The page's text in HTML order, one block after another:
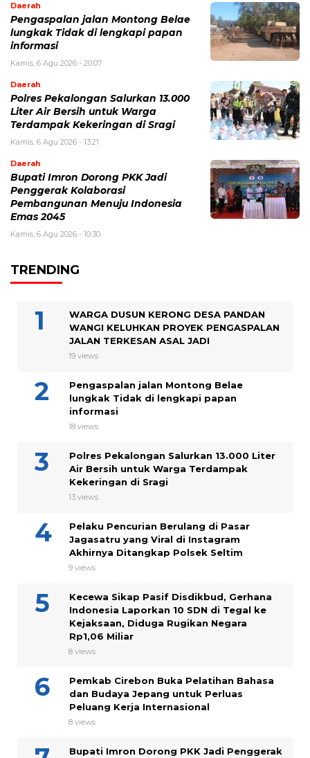
Daerah
Pengaspalan jalan Montong Belae
lungkak Tidak di lengkapi papan
informasi
Kamis, 6 Agu 2026 - 20:07
Daerah
Polres Pekalongan Salurkan 13.000
Liter Air Bersih untuk Warga
Terdampak Kekeringan di Sragi
Kamis, 6 Agu 2026 - 13:21
Daerah
Bupati Imron Dorong PKK Jadi
Penggerak Kolaborasi
Pembangunan Menuju Indonesia
Emas 2045
Kamis, 6 Agu 2026 - 10:30
TRENDING
WARGA DUSUN KERONG DESA PANDAN
WANGI KELUHKAN PROYEK PENGASPALAN
JALAN TERKESAN ASAL JADI
19 views
Pengaspalan jalan Montong Belae
lungkak Tidak di lengkapi papan
informasi
18 views
Polres Pekalongan Salurkan 13.000 Liter
Air Bersih untuk Warga Terdampak
Kekeringan di Sragi
13 views
Pelaku Pencurian Berulang di Pasar
Jagasatru yang Viral di Instagram
Akhirnya Ditangkap Polsek Seltim
9 views
Kecewa Sikap Pasif Disdikbud, Gerhana
Indonesia Laporkan 10 SDN di Tegal ke
Kejaksaan, Diduga Rugikan Negara
Rp1,06 Miliar
8 views
Pemkab Cirebon Buka Pelatihan Bahasa
dan Budaya Jepang untuk Perluas
Peluang Kerja Internasional
8 views
Bupati Imron Dorong PKK Jadi Penggerak